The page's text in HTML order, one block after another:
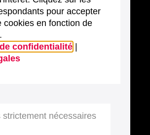
pour accepter
cookies en fonction de
confidentialité
strictement nécessaires